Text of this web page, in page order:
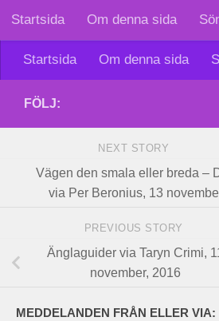
Skip to content
Startsida Om denna sida
Startsida Om denna sida
FÖLJ:
NEXT STORY
Vägen den smala eller breda –
via Per Beronius, 13
PREVIOUS STORY
Änglaguider via Taryn Crimi,
november, 2016
MEDDELANDEN FRÅN ELLER VIA: